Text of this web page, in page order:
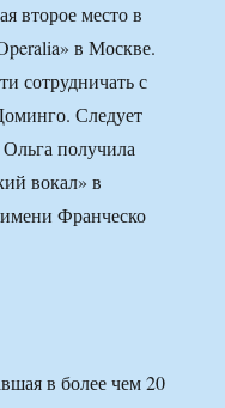
второе место в
в Москве.
сотрудничать с
Следует
Ольга получила
вокал» в
Франческо
в более чем 20